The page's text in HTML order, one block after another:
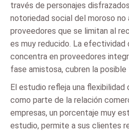
través de personajes
notoriedad social del moroso no
proveedores que se limitan al
es muy reducido. La efectividad
concentra en proveedores
fase amistosa, cubren la
El estudio refleja una flexibilidad
como parte de la relación
empresas, un porcentaje muy
estudio, permite a sus clientes